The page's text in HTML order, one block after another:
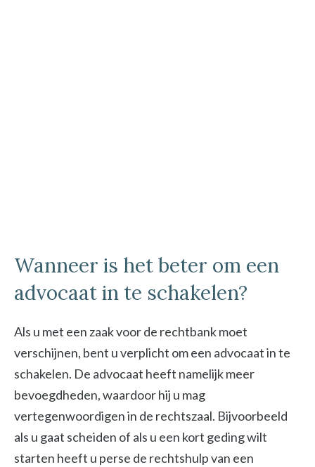
Wanneer is het beter om een
advocaat in te schakelen?
Als u met een zaak voor de rechtbank moet
verschijnen, bent u verplicht om een advocaat in te
schakelen. De advocaat heeft namelijk meer
bevoegdheden, waardoor hij u mag
vertegenwoordigen in de rechtszaal. Bijvoorbeeld
als u gaat scheiden of als u een kort geding wilt
starten heeft u perse de rechtshulp van een